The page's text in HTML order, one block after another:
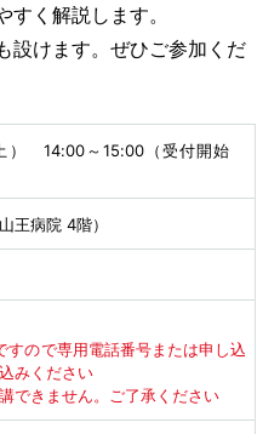
く解説します。
設けます。ぜひご参加くだ
） 14:00～15:00（受付開始
王病院 4階）
すので専用電話番号または申し込
みください
できません。ご了承ください